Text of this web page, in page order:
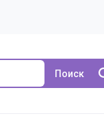
Поиск